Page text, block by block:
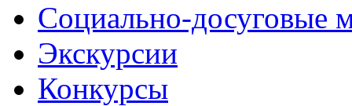
Социально-досуговые
Экскурсии
Конкурсы